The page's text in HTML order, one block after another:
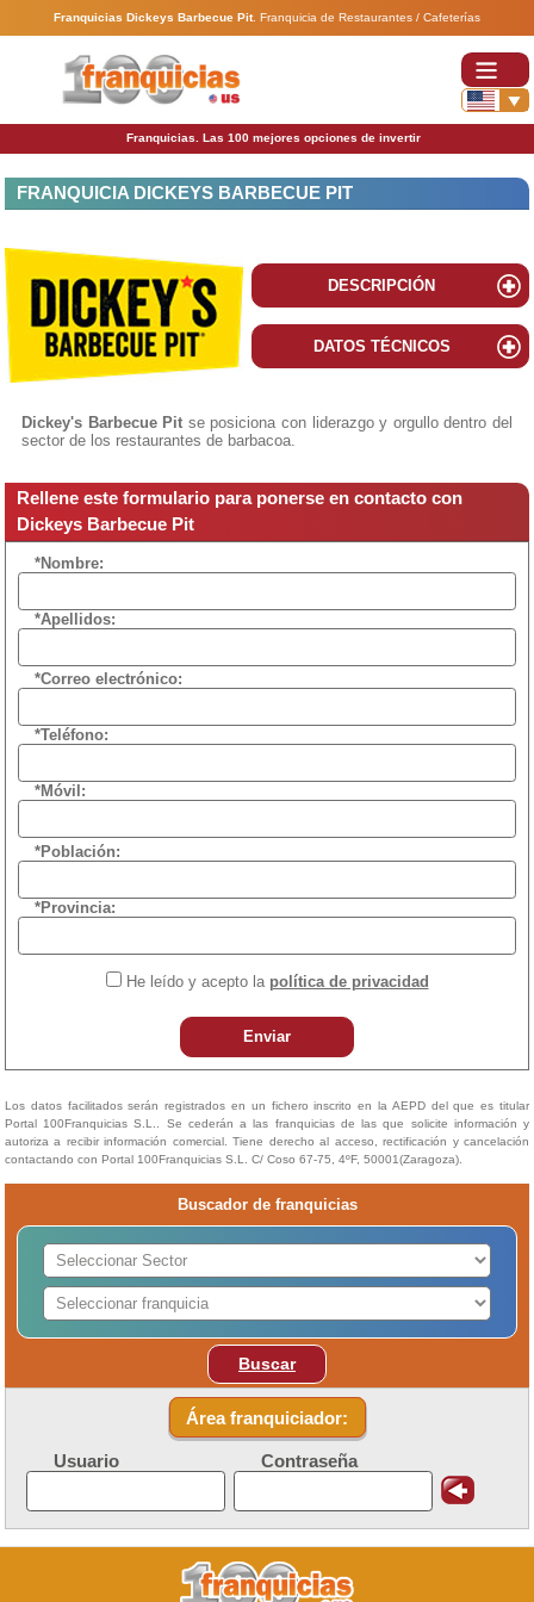
Franquicias Dickeys Barbecue Pit. Franquicia de Restaurantes / Cafeterías
Franquicias. Las 100 mejores opciones de invertir
FRANQUICIA DICKEYS BARBECUE PIT
DESCRIPCIÓN
DATOS TÉCNICOS
Dickey's Barbecue Pit se posiciona con liderazgo y orgullo dentro del
sector de los restaurantes de barbacoa.
Rellene este formulario para ponerse en contacto con
Dickeys Barbecue Pit
*Nombre:
*Apellidos:
*Correo electrónico:
*Teléfono:
*Móvil:
*Población:
*Provincia:
He leído y acepto la política de privacidad
Enviar
Los datos facilitados serán registrados en un fichero inscrito en la AEPD del que es titular
Portal 100Franquicias S.L.. Se cederán a las franquicias de las que solicite información y
autoriza a recibir información comercial. Tiene derecho al acceso, rectificación y cancelación
contactando con Portal 100Franquicias S.L. C/ Coso 67-75, 4ºF, 50001(Zaragoza).
Buscador de franquicias
Buscar
Área franquiciador:
Usuario Contraseña